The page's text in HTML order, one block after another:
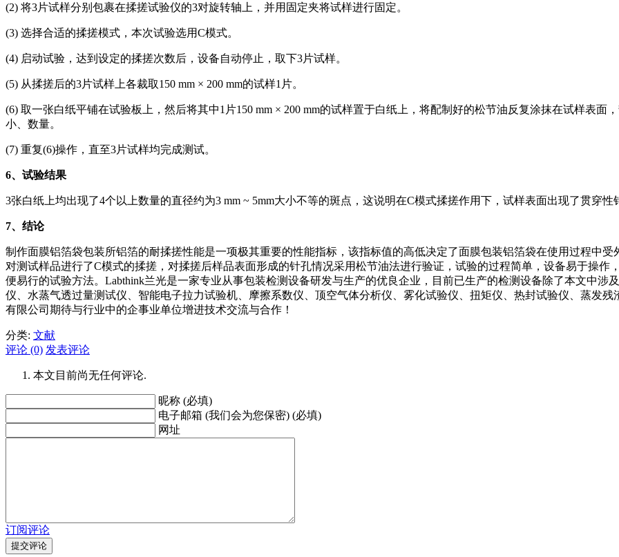
(2) 将3片试样分别包裹在揉搓试验仪的3对旋转轴上，并用固定夹将试样进行固定。
(3) 选择合适的揉搓模式，本次试验选用C模式。
(4) 启动试验，达到设定的揉搓次数后，设备自动停止，取下3片试样。
(5) 从揉搓后的3片试样上各裁取150 mm × 200 mm的试样1片。
(6) 取一张白纸平铺在试验板上，然后将其中1片150 mm × 200 mm的试样置于白纸上，将配制好的松节油反复涂抹在试样表
小、数量。
(7) 重复(6)操作，直至3片试样均完成测试。
6、试验结果
3张白纸上均出现了4个以上数量的直径约为3 mm ~ 5mm大小不等的斑点，这说明在C模式揉搓作用下，试样表面出现了贯穿
7、结论
制作面膜铝箔袋包装所铝箔的耐揉搓性能是一项极其重要的性能指标，该指标值的高低决定了面膜包装铝箔袋在使用过程中
对测试样品进行了C模式的揉搓，对揉搓后样品表面形成的针孔情况采用松节油法进行验证，试验的过程简单，设备易于操
便易行的试验方法。Labthink兰光是一家专业从事包装检测设备研发与生产的优良企业，目前已生产的检测设备除了本文中涉
仪、水蒸气透过量测试仪、智能电子拉力试验机、摩擦系数仪、顶空气体分析仪、雾化试验仪、扭矩仪、热封试验仪、蒸发
有限公司期待与行业中的企事业单位增进技术交流与合作！
分类: 文献
评论 (0) 发表评论
本文目前尚无任何评论.
昵称 (必填)
电子邮箱 (我们会为您保密) (必填)
网址
订阅评论